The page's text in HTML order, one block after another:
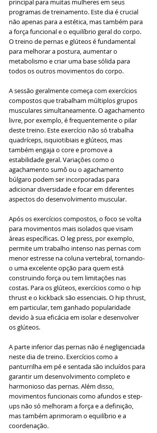
principal para muitas mulheres em seus
programas de treinamento. Este dia é crucial
não apenas para a estética, mas também para
a força funcional e o equilíbrio geral do corpo.
O treino de pernas e glúteos é fundamental
para melhorar a postura, aumentar o
metabolismo e criar uma base sólida para
todos os outros movimentos do corpo.
A sessão geralmente começa com exercícios
compostos que trabalham múltiplos grupos
musculares simultaneamente. O agachamento
livre, por exemplo, é frequentemente o pilar
deste treino. Este exercício não só trabalha
quadríceps, isquiotibiais e glúteos, mas
também engaja o core e promove a
estabilidade geral. Variações como o
agachamento sumô ou o agachamento
búlgaro podem ser incorporadas para
adicionar diversidade e focar em diferentes
aspectos do desenvolvimento muscular.
Após os exercícios compostos, o foco se volta
para movimentos mais isolados que visam
áreas específicas. O leg press, por exemplo,
permite um trabalho intenso nas pernas com
menor estresse na coluna vertebral, tornando-
o uma excelente opção para quem está
construindo força ou tem limitações nas
costas. Para os glúteos, exercícios como o hip
thrust e o kickback são essenciais. O hip thrust,
em particular, tem ganhado popularidade
devido à sua eficácia em isolar e desenvolver
os glúteos.
A parte inferior das pernas não é negligenciada
neste dia de treino. Exercícios como a
panturrilha em pé e sentada são incluídos para
garantir um desenvolvimento completo e
harmonioso das pernas. Além disso,
movimentos funcionais como afundos e step-
ups não só melhoram a força e a definição,
mas também aprimoram o equilíbrio e a
coordenação.